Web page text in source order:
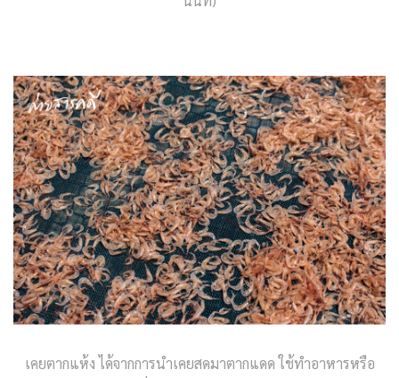
เคยตากแห้ง ได้จากการนำเคยสดมาตากแดด ใช้ทำอาหารหรือ